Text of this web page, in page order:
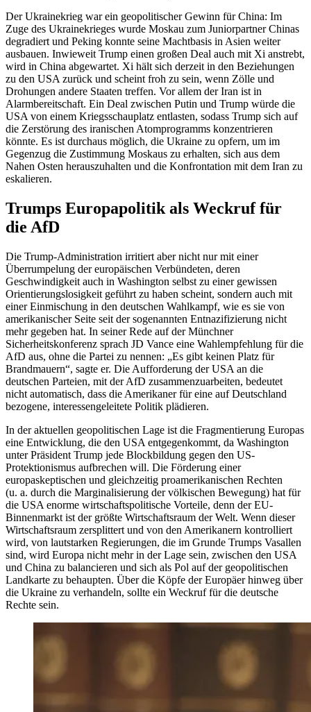
Der Ukrainekrieg war ein geopolitischer Gewinn für China: Im
Zuge des Ukrainekrieges wurde Moskau zum Juniorpartner Chinas
degradiert und Peking konnte seine Machtbasis in Asien weiter
ausbauen. Inwieweit Trump einen großen Deal auch mit Xi anstrebt,
wird in China abgewartet. Xi hält sich derzeit in den Beziehungen
zu den USA zurück und scheint froh zu sein, wenn Zölle und
Drohungen andere Staaten treffen. Vor allem der Iran ist in
Alarmbereitschaft. Ein Deal zwischen Putin und Trump würde die
USA von einem Kriegsschauplatz entlasten, sodass Trump sich auf
die Zerstörung des iranischen Atomprogramms konzentrieren
könnte. Es ist durchaus möglich, die Ukraine zu opfern, um im
Gegenzug die Zustimmung Moskaus zu erhalten, sich aus dem
Nahen Osten herauszuhalten und die Konfrontation mit dem Iran zu
eskalieren.
Trumps Europapolitik als Weckruf für
die AfD
Die Trump-Administration irritiert aber nicht nur mit einer
Überrumpelung der europäischen Verbündeten, deren
Geschwindigkeit auch in Washington selbst zu einer gewissen
Orientierungslosigkeit geführt zu haben scheint, sondern auch mit
einer Einmischung in den deutschen Wahlkampf, wie es sie von
amerikanischer Seite seit der sogenannten Entnazifizierung nicht
mehr gegeben hat. In seiner Rede auf der Münchner
Sicherheitskonferenz sprach JD Vance eine Wahlempfehlung für die
AfD aus, ohne die Partei zu nennen: „Es gibt keinen Platz für
Brandmauern“, sagte er. Die Aufforderung der USA an die
deutschen Parteien, mit der AfD zusammenzuarbeiten, bedeutet
nicht automatisch, dass die Amerikaner für eine auf Deutschland
bezogene, interessengeleitete Politik plädieren.
In der aktuellen geopolitischen Lage ist die Fragmentierung Europas
eine Entwicklung, die den USA entgegenkommt, da Washington
unter Präsident Trump jede Blockbildung gegen den US-
Protektionismus aufbrechen will. Die Förderung einer
europaskeptischen und gleichzeitig proamerikanischen Rechten
(u. a. durch die Marginalisierung der völkischen Bewegung) hat für
die USA enorme wirtschaftspolitische Vorteile, denn der EU-
Binnenmarkt ist der größte Wirtschaftsraum der Welt. Wenn dieser
Wirtschaftsraum zersplittert und von den Amerikanern kontrolliert
wird, von lautstarken Regierungen, die im Grunde Trumps Vasallen
sind, wird Europa nicht mehr in der Lage sein, zwischen den USA
und China zu balancieren und sich als Pol auf der geopolitischen
Landkarte zu behaupten. Über die Köpfe der Europäer hinweg über
die Ukraine zu verhandeln, sollte ein Weckruf für die deutsche
Rechte sein.